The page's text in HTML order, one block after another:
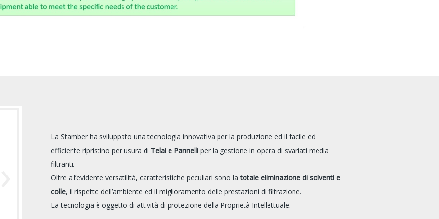
La Stamber ha sviluppato una tecnologia innovativa per la produzione ed il facile ed
efficiente ripristino per usura di Telai e Pannelli per la gestione in opera di svariati media
filtranti.
Oltre all’evidente versatilità, caratteristiche peculiari sono latotale eliminazione di solventi e
colle, il rispetto dell’ambiente ed il miglioramento delle prestazioni di filtrazione.
La tecnologia è oggetto di attività di protezione della Proprietà Intellettuale.